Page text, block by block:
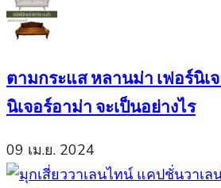
ตามกระแส หลานม่า เฟอร์นิเ
นิเจอร์อาม่า จะเป็นอย่างไร
09 เม.ย. 2024